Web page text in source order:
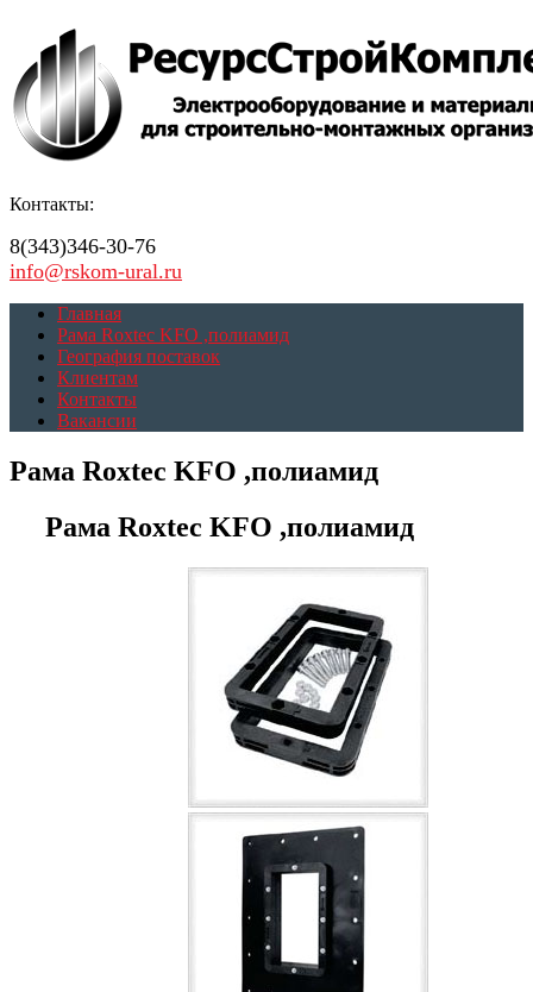
Контакты:
8(343)346-30-76
info@rskom-ural.ru
Главная
Рама Roxtec KFO ,полиамид
География поставок
Клиентам
Контакты
Вакансии
Рама Roxtec KFO ,полиамид
Рама Roxtec KFO ,полиамид